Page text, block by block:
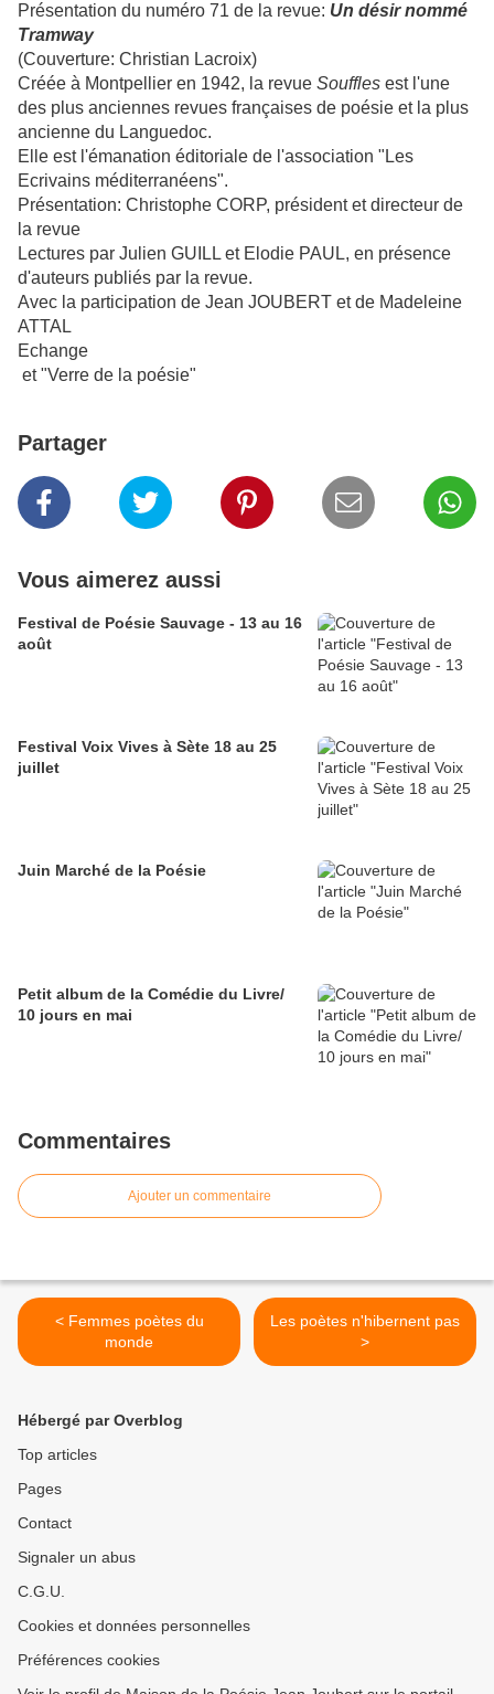
Présentation du numéro 71 de la revue: Un désir nommé
Tramway
(Couverture: Christian Lacroix)
Créée à Montpellier en 1942, la revue Souffles est l'une
des plus anciennes revues françaises de poésie et la plus
ancienne du Languedoc.
Elle est l'émanation éditoriale de l'association "Les
Ecrivains méditerranéens".
Présentation: Christophe CORP, président et directeur de
la revue
Lectures par Julien GUILL et Elodie PAUL, en présence
d'auteurs publiés par la revue.
Avec la participation de Jean JOUBERT et de Madeleine
ATTAL
Echange
et "Verre de la poésie"
Partager
Vous aimerez aussi
Festival de Poésie Sauvage - 13 au 16
août
Festival Voix Vives à Sète 18 au 25
juillet
Juin Marché de la Poésie
Petit album de la Comédie du Livre/
10 jours en mai
Commentaires
Ajouter un commentaire
< Femmes poètes du
monde
Les poètes n'hibernent pas
>
Hébergé par Overblog
Top articles
Pages
Contact
Signaler un abus
C.G.U.
Cookies et données personnelles
Préférences cookies